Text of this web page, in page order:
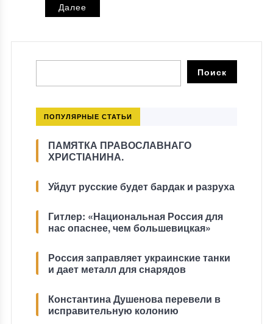
Далее
ПОПУЛЯРНЫЕ СТАТЬИ
ПАМЯТКА ПРАВОСЛАВНАГО
ХРИСТІАНИНА.
Уйдут русские будет бардак и разруха
Гитлер: «Национальная Россия для
нас опаснее, чем большевицкая»
Россия заправляет украинские танки
и дает металл для снарядов
Константина Душенова перевели в
исправительную колонию